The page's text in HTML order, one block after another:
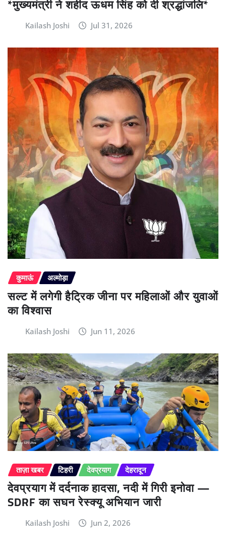
*मुख्यमंत्री ने शहीद ऊधम सिंह को दी श्रद्धांजलि*
Kailash Joshi Jul 31, 2026
कुमाऊं अल्मोड़ा
सल्ट में लगेगी हैट्रिक जीना पर महिलाओं और युवाओं
का विश्वास
Kailash Joshi Jun 11, 2026
ताज़ा खबर टिहरी देवप्रयाग देहरादून
देवप्रयाग में दर्दनाक हादसा, नदी में गिरी इनोवा —
SDRF का सघन रेस्क्यू अभियान जारी
Kailash Joshi Jun 2, 2026